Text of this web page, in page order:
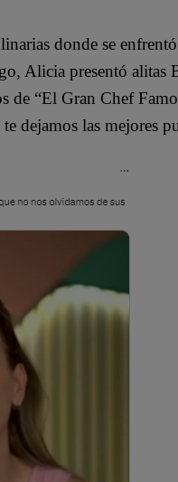
donde se
Alicia presentó
de “El Gran Chef
dejamos las mejores